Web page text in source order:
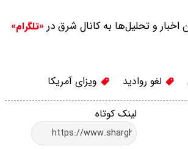
اخبار و تحلیل‌ها به کانال شرق در «تلگرام»
لغو روادید ویزای آمریکا
لینک کوتاه